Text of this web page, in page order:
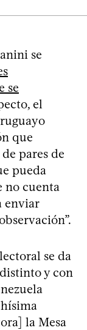
se
se
el
que
pares de
pueda
no cuenta
enviar
se da
y con
la Mesa